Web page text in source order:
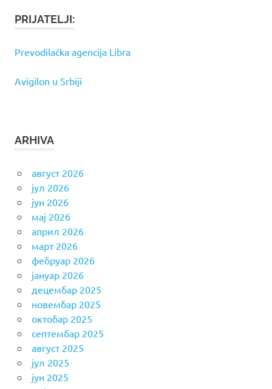
PRIJATELJI:
Prevodilačka agencija Libra
Avigilon u Srbiji
ARHIVA
август 2026
јул 2026
јун 2026
мај 2026
април 2026
март 2026
фебруар 2026
јануар 2026
децембар 2025
новембар 2025
октобар 2025
септембар 2025
август 2025
јул 2025
јун 2025